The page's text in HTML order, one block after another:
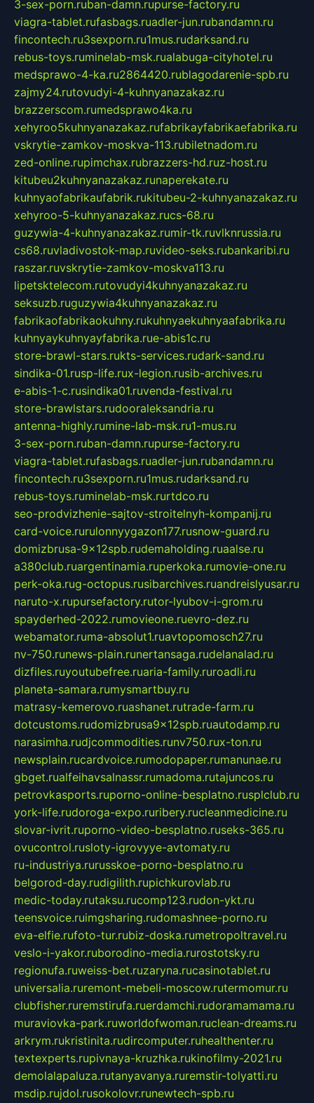
3-sex-porn.ruban-damn.rupurse-factory.ru
viagra-tablet.rufasbags.ruadler-jun.rubandamn.ru
fincontech.ru3sexporn.ru1mus.rudarksand.ru
rebus-toys.ruminelab-msk.rualabuga-cityhotel.ru
medsprawo-4-ka.ru2864420.rublagodarenie-spb.ru
zajmy24.rutovudyi-4-kuhnyanazakaz.ru
brazzerscom.rumedsprawo4ka.ru
xehyroo5kuhnyanazakaz.rufabrikayfabrikaefabrika.ru
vskrytie-zamkov-moskva-113.rubiletnadom.ru
zed-online.rupimchax.rubrazzers-hd.ruz-host.ru
kitubeu2kuhnyanazakaz.runaperekate.ru
kuhnyaofabrikaufabrik.rukitubeu-2-kuhnyanazakaz.ru
xehyroo-5-kuhnyanazakaz.rucs-68.ru
guzywia-4-kuhnyanazakaz.rumir-tk.ruvlknrussia.ru
cs68.ruvladivostok-map.ruvideo-seks.rubankaribi.ru
raszar.ruvskrytie-zamkov-moskva113.ru
lipetsktelecom.rutovudyi4kuhnyanazakaz.ru
seksuzb.ruguzywia4kuhnyanazakaz.ru
fabrikaofabrikaokuhny.rukuhnyaekuhnyaafabrika.ru
kuhnyaykuhnyayfabrika.rue-abis1c.ru
store-brawl-stars.rukts-services.rudark-sand.ru
sindika-01.rusp-life.rux-legion.rusib-archives.ru
e-abis-1-c.rusindika01.ruvenda-festival.ru
store-brawlstars.rudooraleksandria.ru
antenna-highly.rumine-lab-msk.ru1-mus.ru
3-sex-porn.ruban-damn.rupurse-factory.ru
viagra-tablet.rufasbags.ruadler-jun.rubandamn.ru
fincontech.ru3sexporn.ru1mus.rudarksand.ru
rebus-toys.ruminelab-msk.rurtdco.ru
seo-prodvizhenie-sajtov-stroitelnyh-kompanij.ru
card-voice.rurulonnyygazon177.rusnow-guard.ru
domizbrusa-9x12spb.rudemaholding.ruaalse.ru
a380club.ruargentinamia.ruperkoka.rumovie-one.ru
perk-oka.rug-octopus.rusibarchives.ruandreislyusar.ru
naruto-x.rupursefactory.rutor-lyubov-i-grom.ru
spayderhed-2022.rumovieone.ruevro-dez.ru
webamator.ruma-absolut1.ruavtopomosch27.ru
nv-750.runews-plain.runertansaga.rudelanalad.ru
dizfiles.ruyoutubefree.ruaria-family.ruroadli.ru
planeta-samara.rumysmartbuy.ru
matrasy-kemerovo.ruashanet.rutrade-farm.ru
dotcustoms.rudomizbrusa9x12spb.ruautodamp.ru
narasimha.rudjcommodities.runv750.rux-ton.ru
newsplain.rucardvoice.rumodopaper.rumanunae.ru
gbget.rualfeihavsalnassr.rumadoma.rutajuncos.ru
petrovkasports.ruporno-online-besplatno.rusplclub.ru
york-life.rudoroga-expo.ruribery.rucleanmedicine.ru
slovar-ivrit.ruporno-video-besplatno.ruseks-365.ru
ovucontrol.rusloty-igrovyye-avtomaty.ru
ru-industriya.rurusskoe-porno-besplatno.ru
belgorod-day.rudigilith.rupichkurovlab.ru
medic-today.rutaksu.rucomp123.rudon-ykt.ru
teensvoice.ruimgsharing.rudomashnee-porno.ru
eva-elfie.rufoto-tur.rubiz-doska.rumetropoltravel.ru
veslo-i-yakor.ruborodino-media.rurostotsky.ru
regionufa.ruweiss-bet.ruzaryna.rucasinotablet.ru
universalia.ruremont-mebeli-moscow.rutermomur.ru
clubfisher.ruremstirufa.ruerdamchi.rudoramamama.ru
muraviovka-park.ruworldofwoman.ruclean-dreams.ru
arkrym.rukristinita.rudircomputer.ruhealthenter.ru
textexperts.rupivnaya-kruzhka.rukinofilmy-2021.ru
demolalapaluza.rutanyavanya.ruremstir-tolyatti.ru
msdip.rujdol.rusokolovr.runewtech-spb.ru